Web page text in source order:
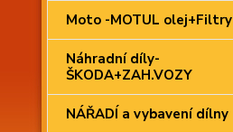
Moto -MOTUL olej+Filtry
Náhradní díly-
ŠKODA+ZAH.VOZY
NÁŘADÍ a vybavení dílny